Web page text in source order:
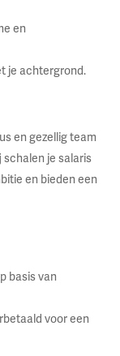
en
je achtergrond.
en gezellig team
je salaris
en bieden een
basis van
voor een